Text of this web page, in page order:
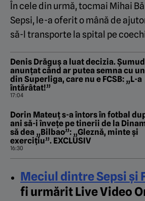
În cele din urmă, tocmai Mihai
Sepsi, le-a oferit o mână de
să-l transporte la spital pe
Denis Drăguș a luat decizia.
anunțat când ar putea semna cu
din Superliga, care nu e FCSB: „L-a
întărâtat!”
17:04
Dorin Mateuț s-a întors în fotbal
ani să-i învețe pe tinerii de la
să dea „Bilbao”: „Gleznă, minte și
exercițiu”. EXCLUSIV
16:30
Meciul dintre Sepsi și
fi urmărit Live Video